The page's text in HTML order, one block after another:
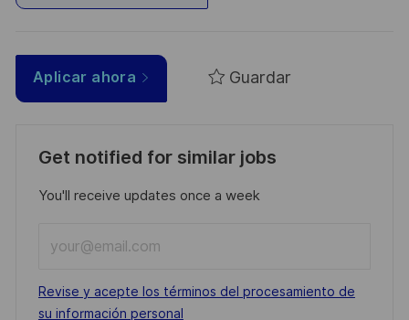
Aplicar ahora Guardar
Get notified for similar jobs
You'll receive updates once a week
Email
address
(Required)
Required
Revise y acepte los términos del procesamiento de
su información personal